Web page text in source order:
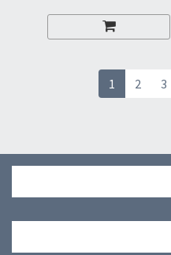
甲貼- （膠水款）
13525奶油彩虹+ 13523
13539好事花生+13540
1 2 3